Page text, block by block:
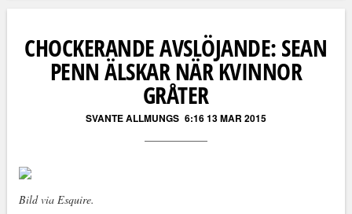
CHOCKERANDE AVSLÖJANDE: SEAN
PENN ÄLSKAR NÄR KVINNOR
GRÅTER
SVANTE ALLMUNGS 6:16 13 MAR 2015
Bild via Esquire.